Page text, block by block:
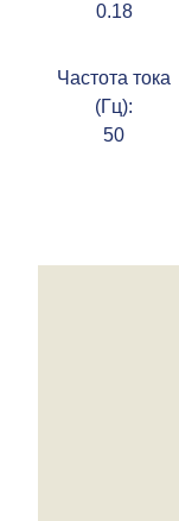
0.18
Частота тока
(Гц):
50